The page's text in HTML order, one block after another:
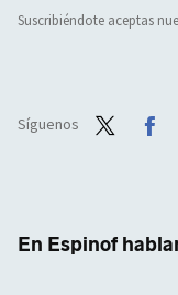
Suscribiéndote aceptas
Síguenos
En Espinof